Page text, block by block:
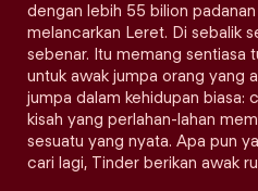
dengan lebih 55 bilion
melancarkan Leret. Di sebalik
sebenar. Itu memang sentiasa
untuk awak jumpa orang yang
jumpa dalam kehidupan biasa:
kisah yang perlahan-lahan
sesuatu yang nyata. Apa pun
cari lagi, Tinder berikan awak